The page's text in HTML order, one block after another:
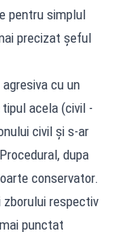
pentru simplul
precizat șeful
cu un
acela (civil -
civil și s-ar
dupa
conservator.
zborului respectiv
punctat